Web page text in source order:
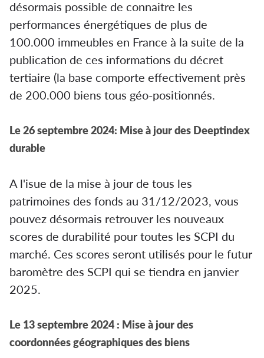
désormais possible de connaitre les
performances énergétiques de plus de
100.000 immeubles en France à la suite de la
publication de ces informations du décret
tertiaire (la base comporte effectivement près
de 200.000 biens tous géo-positionnés.
Le 26 septembre 2024: Mise à jour des Deeptindex
durable
A l'isue de la mise à jour de tous les
patrimoines des fonds au 31/12/2023, vous
pouvez désormais retrouver les nouveaux
scores de durabilité pour toutes les SCPI du
marché. Ces scores seront utilisés pour le futur
baromètre des SCPI qui se tiendra en janvier
2025.
Le 13 septembre 2024 : Mise à jour des
coordonnées géographiques des biens